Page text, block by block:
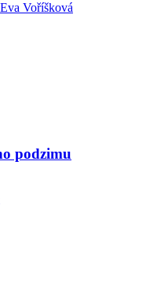
Voříšková
podzimu